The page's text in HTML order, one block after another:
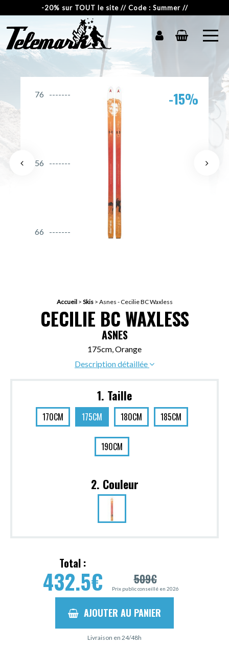
-20% sur TOUT le site // Code : Summer //
76
56
66
-15%
Accueil> Skis> Asnes - Cecilie BC Waxless
CECILIE BC WAXLESS
ASNES
175cm, Orange
Description détaillée
1. Taille
170CM 175CM 180CM 185CM
190CM
2. Couleur
Total :
432.5€ 509€
Prix public conseillé en 2026
AJOUTER AU PANIER
Livraison en 24/48h